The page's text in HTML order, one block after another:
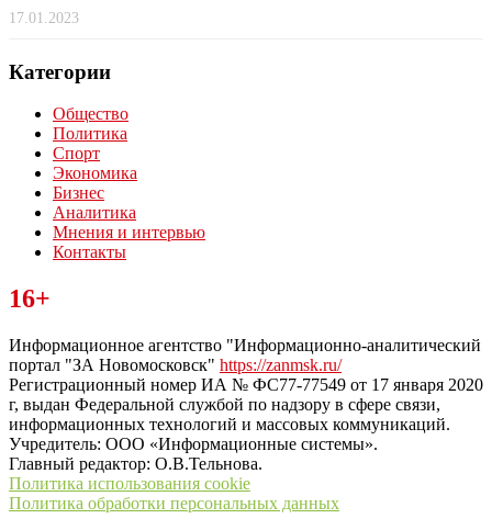
17.01.2023
Категории
Общество
Политика
Спорт
Экономика
Бизнес
Аналитика
Мнения и интервью
Контакты
Читайте последние новости дня в Тульской области на сайте
“ЗаНовомосковск”
16+
Информационное агентство "Информационно-аналитический
портал "ЗА Новомосковск" https://zanmsk.ru/
Регистрационный номер ИА № ФС77-77549 от 17 января 2020
г, выдан Федеральной службой по надзору в сфере связи,
информационных технологий и массовых коммуникаций.
Учредитель: ООО «Информационные системы».
Главный редактор: О.В.Тельнова.
Политика использования cookie
Политика обработки персональных данных